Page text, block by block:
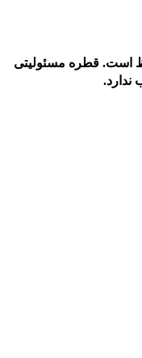
قطره مسئولیتی